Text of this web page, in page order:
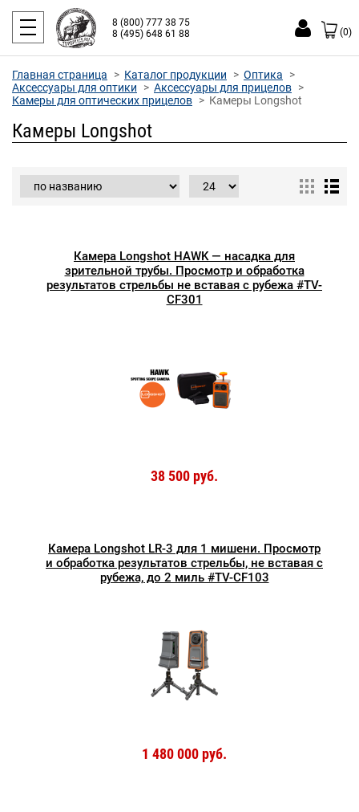
8 (800) 777 38 75
8 (495) 648 61 88
(0)
Главная страница Каталог продукции
Оптика
Аксессуары для оптики
Аксессуары для прицелов
Камеры для оптических прицелов
Камеры Longshot
Камеры Longshot
Камера Longshot HAWK — насадка для
зрительной трубы. Просмотр и обработка
результатов стрельбы не вставая с рубежа #TV-
CF301
38 500 руб.
Камера Longshot LR-3 для 1 мишени. Просмотр
и обработка результатов стрельбы, не вставая с
рубежа, до 2 миль #TV-CF103
1 480 000 руб.